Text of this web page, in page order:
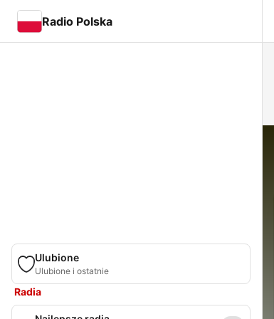
Radio Polska
Ulubione
Ulubione i ostatnie
Radia